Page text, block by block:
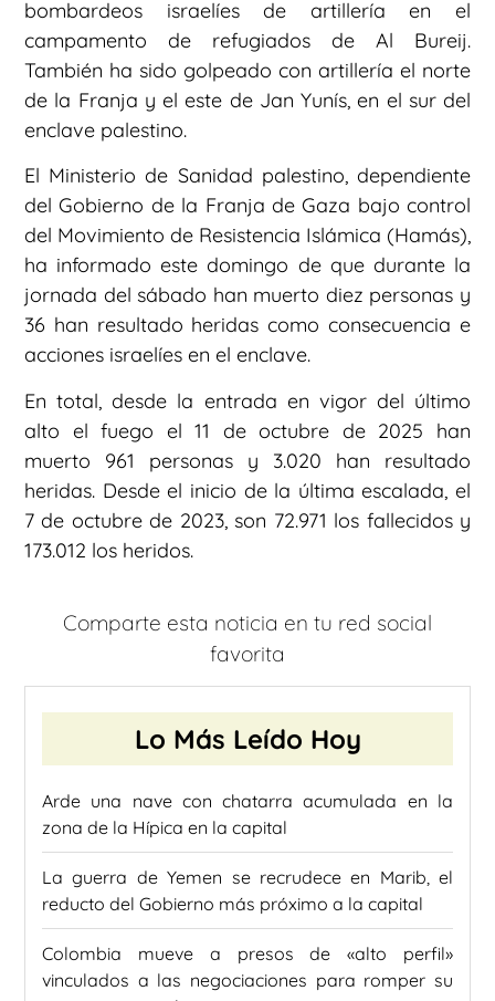
bombardeos israelíes de artillería en el
campamento de refugiados de Al Bureij.
También ha sido golpeado con artillería el norte
de la Franja y el este de Jan Yunís, en el sur del
enclave palestino.
El Ministerio de Sanidad palestino, dependiente
del Gobierno de la Franja de Gaza bajo control
del Movimiento de Resistencia Islámica (Hamás),
ha informado este domingo de que durante la
jornada del sábado han muerto diez personas y
36 han resultado heridas como consecuencia e
acciones israelíes en el enclave.
En total, desde la entrada en vigor del último
alto el fuego el 11 de octubre de 2025 han
muerto 961 personas y 3.020 han resultado
heridas. Desde el inicio de la última escalada, el
7 de octubre de 2023, son 72.971 los fallecidos y
173.012 los heridos.
Comparte esta noticia en tu red social
favorita
Lo Más Leído Hoy
Arde una nave con chatarra acumulada en la
zona de la Hípica en la capital
La guerra de Yemen se recrudece en Marib, el
reducto del Gobierno más próximo a la capital
Colombia mueve a presos de «alto perfil»
vinculados a las negociaciones para romper su